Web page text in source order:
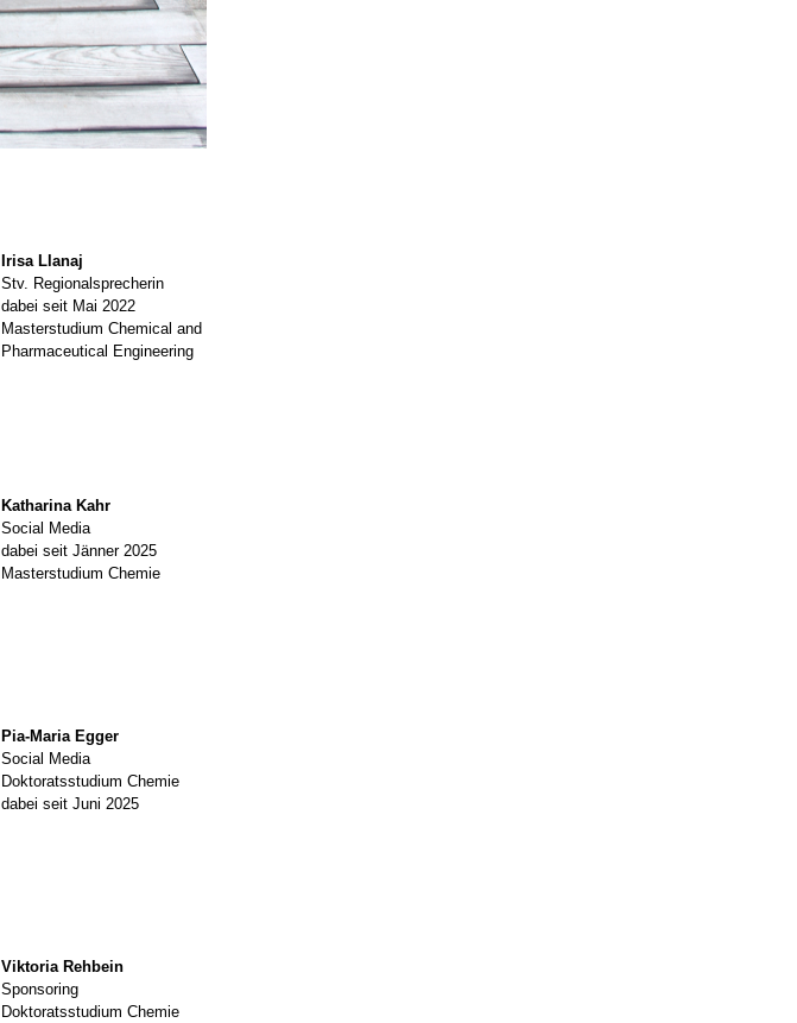
Irisa Llanaj
Stv. Regionalsprecherin
dabei seit Mai 2022
Masterstudium Chemical and
Pharmaceutical Engineering
Katharina Kahr
Social Media
dabei seit Jänner 2025
Masterstudium Chemie
Pia-Maria Egger
Social Media
Doktoratsstudium Chemie
dabei seit Juni 2025
Viktoria Rehbein
Sponsoring
Doktoratsstudium Chemie